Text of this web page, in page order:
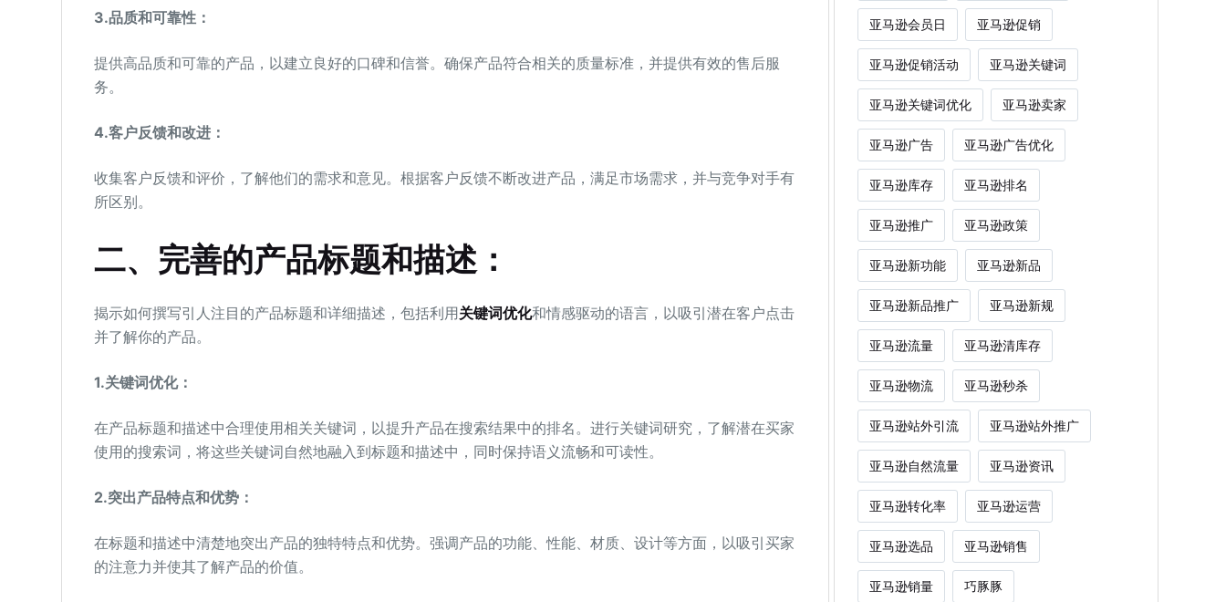
3.品质和可靠性：
提供高品质和可靠的产品，以建立良好的口碑和信誉。确保产品符合相关的质量标准，并提供有效的售后服
务。
4.客户反馈和改进：
收集客户反馈和评价，了解他们的需求和意见。根据客户反馈不断改进产品，满足市场需求，并与竞争对手有
所区别。
二、完善的产品标题和描述：
揭示如何撰写引人注目的产品标题和详细描述，包括利用关键词优化和情感驱动的语言，以吸引潜在客户点击
并了解你的产品。
1.关键词优化：
在产品标题和描述中合理使用相关关键词，以提升产品在搜索结果中的排名。进行关键词研究，了解潜在买家
使用的搜索词，将这些关键词自然地融入到标题和描述中，同时保持语义流畅和可读性。
2.突出产品特点和优势：
在标题和描述中清楚地突出产品的独特特点和优势。强调产品的功能、性能、材质、设计等方面，以吸引买家
的注意力并使其了解产品的价值。
亚马逊会员日 亚马逊促销
亚马逊促销活动 亚马逊关键词
亚马逊关键词优化 亚马逊卖家
亚马逊广告 亚马逊广告优化
亚马逊库存 亚马逊排名
亚马逊推广 亚马逊政策
亚马逊新功能 亚马逊新品
亚马逊新品推广 亚马逊新规
亚马逊流量 亚马逊清库存
亚马逊物流 亚马逊秒杀
亚马逊站外引流 亚马逊站外推广
亚马逊自然流量 亚马逊资讯
亚马逊转化率 亚马逊运营
亚马逊选品 亚马逊销售
亚马逊销量 巧豚豚